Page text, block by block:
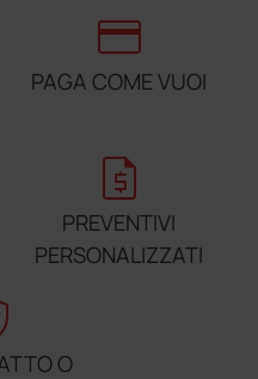
credit_card
PAGA COME VUOI
request_quote
PREVENTIVI
PERSONALIZZATI
O